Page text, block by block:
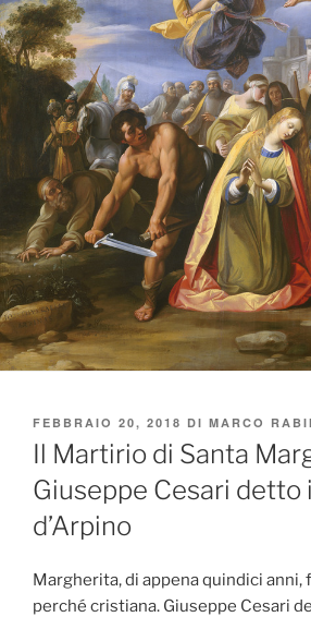
PUBBLICATO
IL
FEBBRAIO 20, 2018 DI MARCO
Il Martirio di Santa
Giuseppe Cesari detto
d’Arpino
Margherita, di appena quindici anni,
perché cristiana. Giuseppe Cesari